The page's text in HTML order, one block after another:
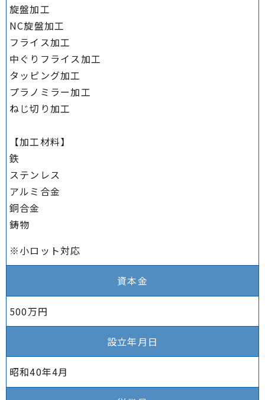
旋盤加工
NC旋盤加工
フライス加工
中ぐりフライス加工
タッピング加工
プラノミラー加工
ねじ切り加工
【加工材料】
鉄
ステンレス
アルミ合金
銅合金
鋳物
※小ロット対応
資本金
500万円
設立年月日
昭和40年4月